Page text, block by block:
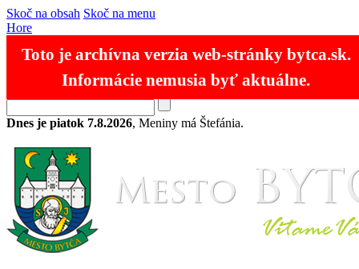
Skoč na obsah Skoč na menu
Hore
Toto je archívna verzia web-stránky bytca.sk.
Informácie nemusia byť aktuálne.
Mapa stránokKontakty SK EN
Dnes je piatok 7.8.2026, Meniny má Štefánia.